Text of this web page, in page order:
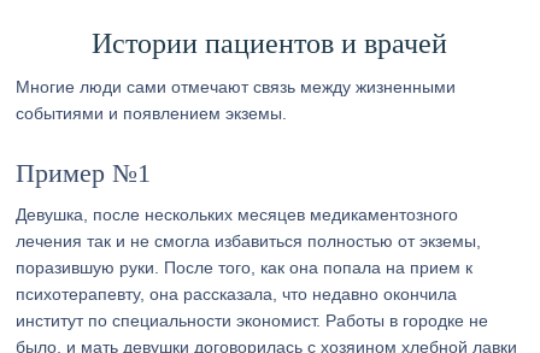
Истории пациентов и врачей
Многие люди сами отмечают связь между жизненными
событиями и появлением экземы.
Пример №1
Девушка, после нескольких месяцев медикаментозного
лечения так и не смогла избавиться полностью от экземы,
поразившую руки. После того, как она попала на прием к
психотерапевту, она рассказала, что недавно окончила
институт по специальности экономист. Работы в городке не
было, и мать девушки договорилась с хозяином хлебной лавки